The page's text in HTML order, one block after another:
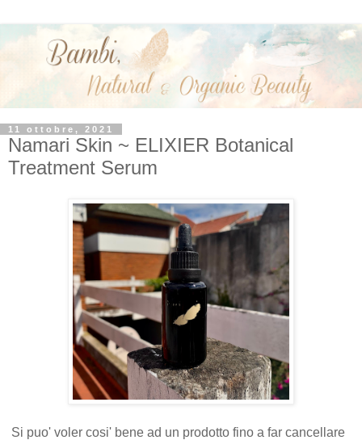
11 ottobre, 2021
Namari Skin ~ ELIXIER Botanical
Treatment Serum
Si puo' voler cosi' bene ad un prodotto fino a far cancellare